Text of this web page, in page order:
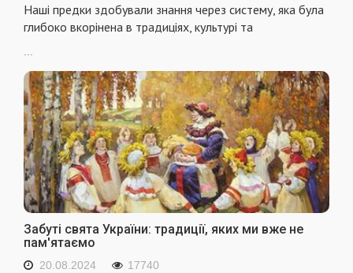
Наші предки здобували знання через систему, яка була
глибоко вкорінена в традиціях, культурі та
Забуті свята України: традиції, яких ми вже не
пам'ятаємо
20.08.2024 17740